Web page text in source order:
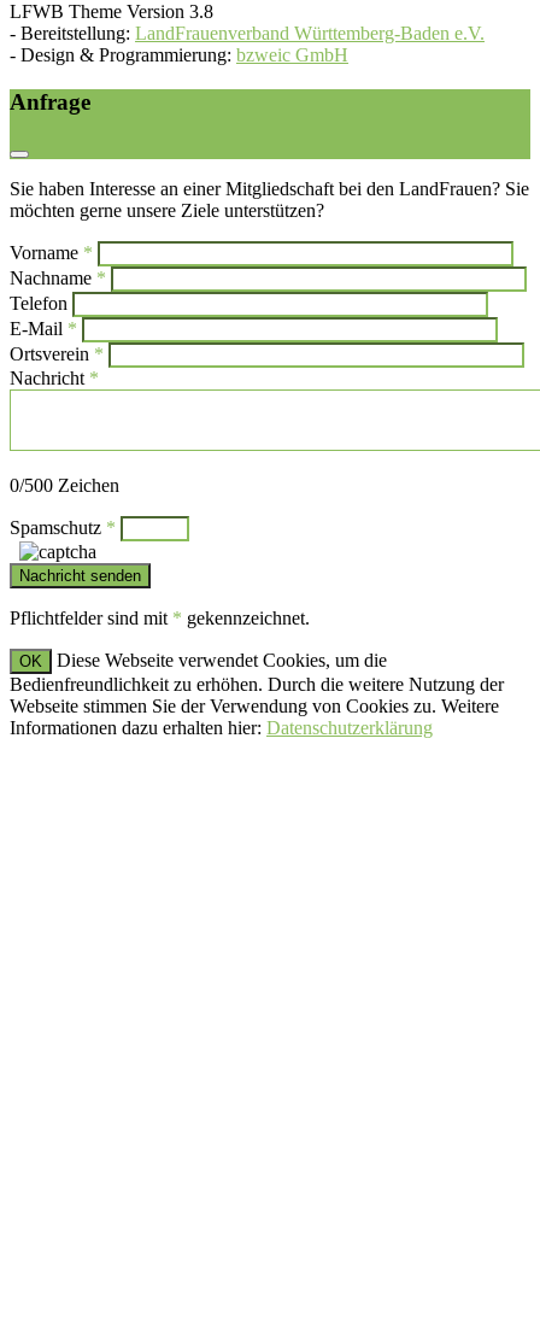
LFWB Theme Version 3.8
- Bereitstellung: LandFrauenverband Württemberg-Baden e.V.
- Design & Programmierung: bzweic GmbH
Anfrage
Sie haben Interesse an einer Mitgliedschaft bei den LandFrauen? Sie
möchten gerne unsere Ziele unterstützen?
Vorname *
Nachname *
Telefon
E-Mail *
Ortsverein *
Nachricht *
0/500 Zeichen
Spamschutz *
Pflichtfelder sind mit * gekennzeichnet.
OK
Diese Webseite verwendet Cookies, um die
Bedienfreundlichkeit zu erhöhen. Durch die weitere Nutzung der
Webseite stimmen Sie der Verwendung von Cookies zu. Weitere
Informationen dazu erhalten hier: Datenschutzerklärung